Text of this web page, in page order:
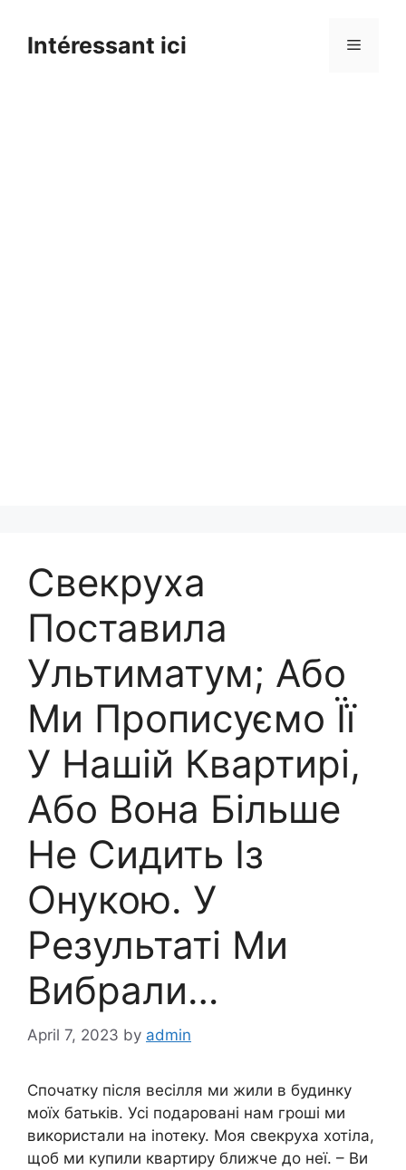
contentIntéressant ici Menu
Свекруха
Поставила
Ультиматум; Або
Ми Прописуємо Її
У Нашій Квартирі,
Або Вона Більше
Не Сидить Із
Онукою. У
Результаті Ми
Вибрали…
April 7, 2023 by admin
Спочатку після весілля ми жили в будинку
моїх батьків. Усі подаровані нам гроші ми
використали на іnотеку. Моя свекруха хотіла,
щоб ми купили квартиру ближче до неї. – Ви